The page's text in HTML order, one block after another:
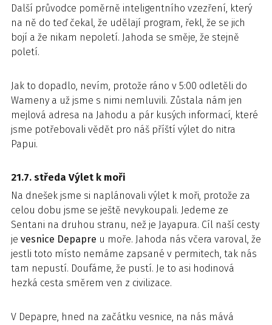
Další průvodce poměrně inteligentního vzezření, který
na ně do teď čekal, že udělají program, řekl, že se jich
bojí a že nikam nepoletí. Jahoda se směje, že stejně
poletí.
Jak to dopadlo, nevím, protože ráno v 5:00 odletěli do
Wameny a už jsme s nimi nemluvili. Zůstala nám jen
mejlová adresa na Jahodu a pár kusých informací, které
jsme potřebovali vědět pro náš příští výlet do nitra
Papui.
21.7. středa Výlet k moři
Na dnešek jsme si naplánovali výlet k moři, protože za
celou dobu jsme se ještě nevykoupali. Jedeme ze
Sentani na druhou stranu, než je Jayapura. Cíl naší cesty
je vesnice Depapre u moře. Jahoda nás včera varoval, že
jestli toto místo nemáme zapsané v permitech, tak nás
tam nepustí. Doufáme, že pustí. Je to asi hodinová
hezká cesta směrem ven z civilizace.
V Depapre, hned na začátku vesnice, na nás mává